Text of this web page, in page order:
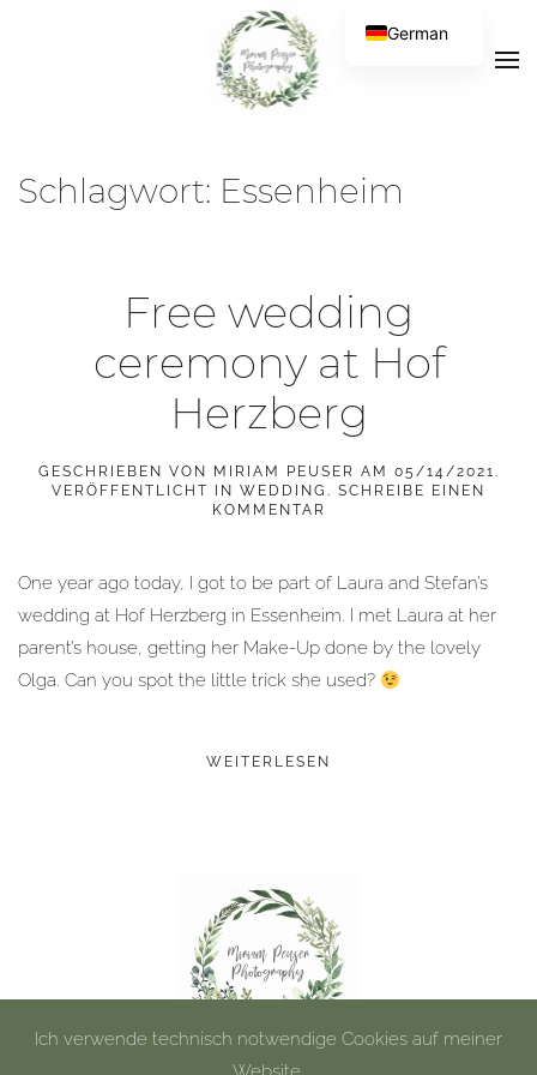
Schlagwort: Essenheim
Free wedding
ceremony at Hof
Herzberg
GESCHRIEBEN VON MIRIAM PEUSER AM 05/14/2021.
VERÖFFENTLICHT IN WEDDING . SCHREIBE EINEN
KOMMENTAR
One year ago today, I got to be part of Laura and Stefan’s
wedding at Hof Herzberg in Essenheim. I met Laura at her
parent’s house, getting her Make-Up done by the lovely
Olga. Can you spot the little trick she used?
WEITERLESEN
German
Ich verwende technisch notwendige Cookies auf meiner